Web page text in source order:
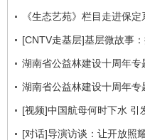
《生态艺苑》栏目走进保
[CNTV走基层]基层微故事
湖南省公益林建设十周年
湖南省公益林建设十周年
[视频]中国航母何时下水 引
[对话]导演访谈：让开放照